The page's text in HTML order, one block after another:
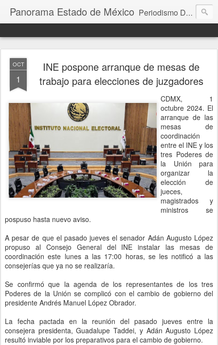
Panorama Estado de México Periodismo Digital
OCT
1
INE pospone arranque de mesas de
trabajo para elecciones de juzgadores
CDMX, 1
octubre 2024. El
arranque de las
mesas de
coordinación
entre el INE y los
tres Poderes de
la Unión para
organizar la
elección de
jueces,
magistrados y
ministros se
pospuso hasta nuevo aviso.
A pesar de que el pasado jueves el senador Adán Augusto López
propuso al Consejo General del INE instalar las mesas de
coordinación este lunes a las 17:00 horas, se les notificó a las
consejerías que ya no se realizaría.
Se confirmó que la agenda de los representantes de los tres
Poderes de la Unión se complicó con el cambio de gobierno del
presidente Andrés Manuel López Obrador.
La fecha pactada en la reunión del pasado jueves entre la
consejera presidenta, Guadalupe Taddei, y Adán Augusto López
resultó inviable por los preparativos para el cambio de gobierno.